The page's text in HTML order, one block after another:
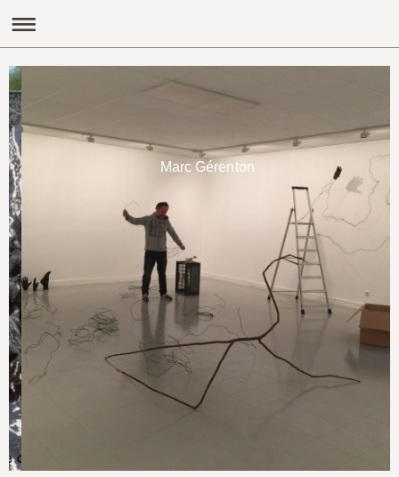
Marc Gérenton